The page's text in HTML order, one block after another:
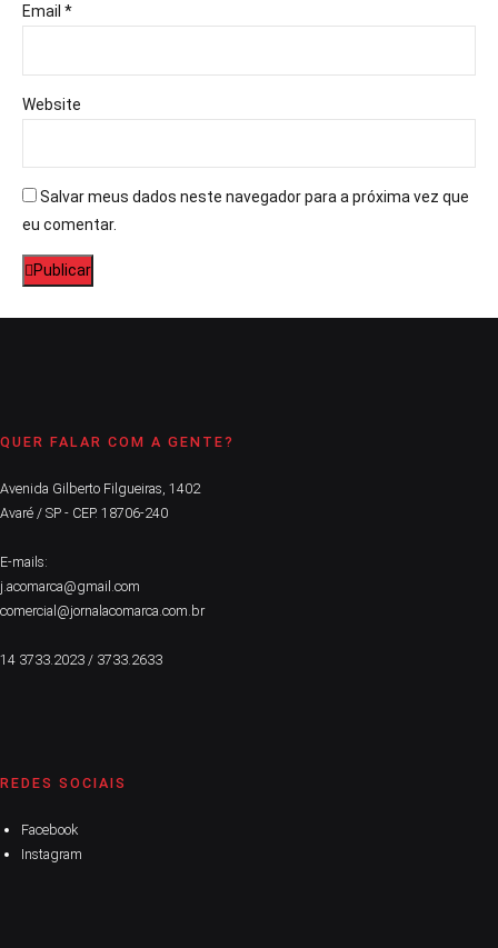
Email *
Website
Salvar meus dados neste navegador para a próxima vez que
eu comentar.
Publicar
QUER FALAR COM A GENTE?
Avenida Gilberto Filgueiras, 1402
Avaré / SP - CEP. 18706-240
E-mails:
j.acomarca@gmail.com
comercial@jornalacomarca.com.br
14 3733.2023 / 3733.2633
REDES SOCIAIS
Facebook
Instagram